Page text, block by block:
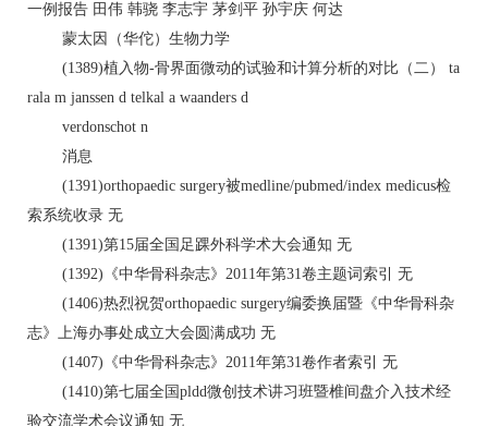
一例报告 田伟 韩骁 李志宇 茅剑平 孙宇庆 何达
蒙太因（华佗）生物力学
(1389)植入物-骨界面微动的试验和计算分析的对比（二） ta
rala m janssen d telkal a waanders d
verdonschot n
消息
(1391)orthopaedic surgery被medline/pubmed/index medicus检
索系统收录 无
(1391)第15届全国足踝外科学术大会通知 无
(1392)《中华骨科杂志》2011年第31卷主题词索引 无
(1406)热烈祝贺orthopaedic surgery编委换届暨《中华骨科杂
志》上海办事处成立大会圆满成功 无
(1407)《中华骨科杂志》2011年第31卷作者索引 无
(1410)第七届全国pldd微创技术讲习班暨椎间盘介入技术经
验交流学术会议通知 无